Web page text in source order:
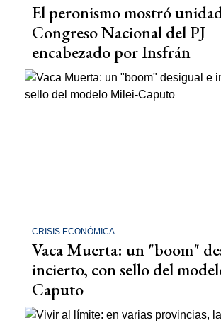
El peronismo mostró
Congreso Nacional del PJ
encabezado por Insfrán
CRISIS ECONÓMICA
Vaca Muerta: un "boom"
incierto, con sello del
Caputo